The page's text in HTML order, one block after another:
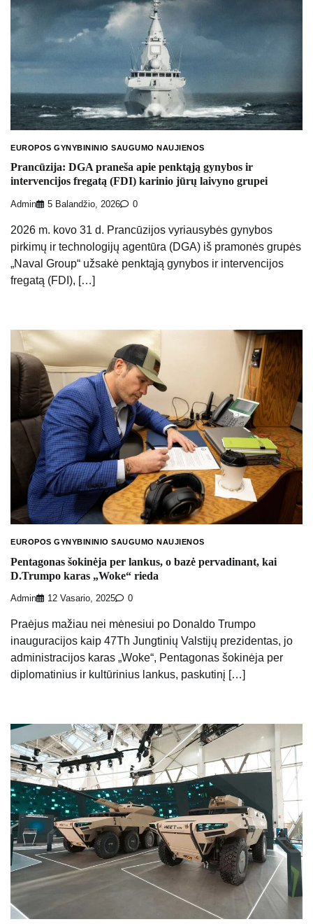
EUROPOS GYNYBININIO SAUGUMO NAUJIENOS
Prancūzija: DGA praneša apie penktąją gynybos ir
intervencijos fregatą (FDI) karinio jūrų laivyno grupei
Admin 5 Balandžio, 2026 0
2026 m. kovo 31 d. Prancūzijos vyriausybės gynybos
pirkimų ir technologijų agentūra (DGA) iš pramonės grupės
„Naval Group“ užsakė penktąją gynybos ir intervencijos
fregatą (FDI), […]
EUROPOS GYNYBININIO SAUGUMO NAUJIENOS
Pentagonas šokinėja per lankus, o bazė pervadinant, kai
D.Trumpo karas „Woke“ rieda
Admin 12 Vasario, 2025 0
Praėjus mažiau nei mėnesiui po Donaldo Trumpo
inauguracijos kaip 47Th Jungtinių Valstijų prezidentas, jo
administracijos karas „Woke“, Pentagonas šokinėja per
diplomatinius ir kultūrinius lankus, paskutinį […]